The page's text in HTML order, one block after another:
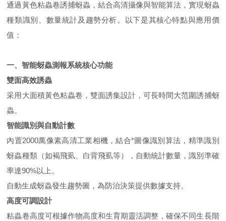
通過黃色粘蟲卷誘捕蚜蟲，結合高清攝像與智能算法，實現蚜蟲
種類識別、數量統計及趨勢分析。以下是其核心特點與應用價
值：
一、智能蚜蟲測報系統核心功能
雙面高效誘蟲
采用大面積黃色粘蟲卷，雙面誘集設計，可長時間大范圍誘捕蚜
蟲。
智能識別與自動計數
內置2000萬像素高清工業相機，結合*圖像識別算法，精準識別
蚜蟲種類（如褐飛虱、白背飛虱等），自動統計數量，識別準確
率達90%以上。
自動生成蚜蟲發生趨勢圖，為防治決策提供數據支持。
高度可調設計
粘蟲卷高度可根據作物高度和生育期靈活調整，確保不同生長階